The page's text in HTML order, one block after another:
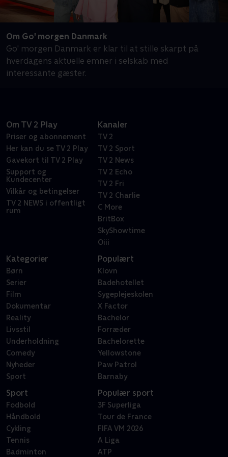
Om Go' morgen Danmark
Go' morgen Danmark er klar til at stille skarpt på
hverdagens aktuelle emner i selskab med
interessante gæster.
Om TV 2 Play
Priser og abonnement
Her kan du se TV 2 Play
Gavekort til TV 2 Play
Support og
Kundecenter
Vilkår og betingelser
TV 2 NEWS i offentligt
rum
Kanaler
TV 2
TV 2 Sport
TV 2 News
TV 2 Echo
TV 2 Fri
TV 2 Charlie
C More
BritBox
SkyShowtime
Oiii
Kategorier
Børn
Serier
Film
Dokumentar
Reality
Livsstil
Underholdning
Comedy
Nyheder
Sport
Populært
Klovn
Badehotellet
Sygeplejeskolen
X Factor
Bachelor
Forræder
Bachelorette
Yellowstone
Paw Patrol
Barnaby
Sport
Fodbold
Håndbold
Cykling
Tennis
Badminton
Populær sport
3F Superliga
Tour de France
FIFA VM 2026
A Liga
ATP